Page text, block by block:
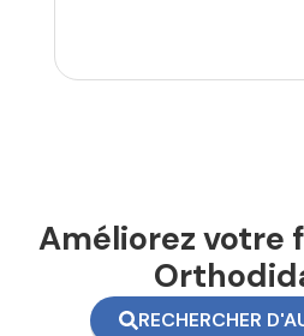
Améliorez votre
RECHERCHER